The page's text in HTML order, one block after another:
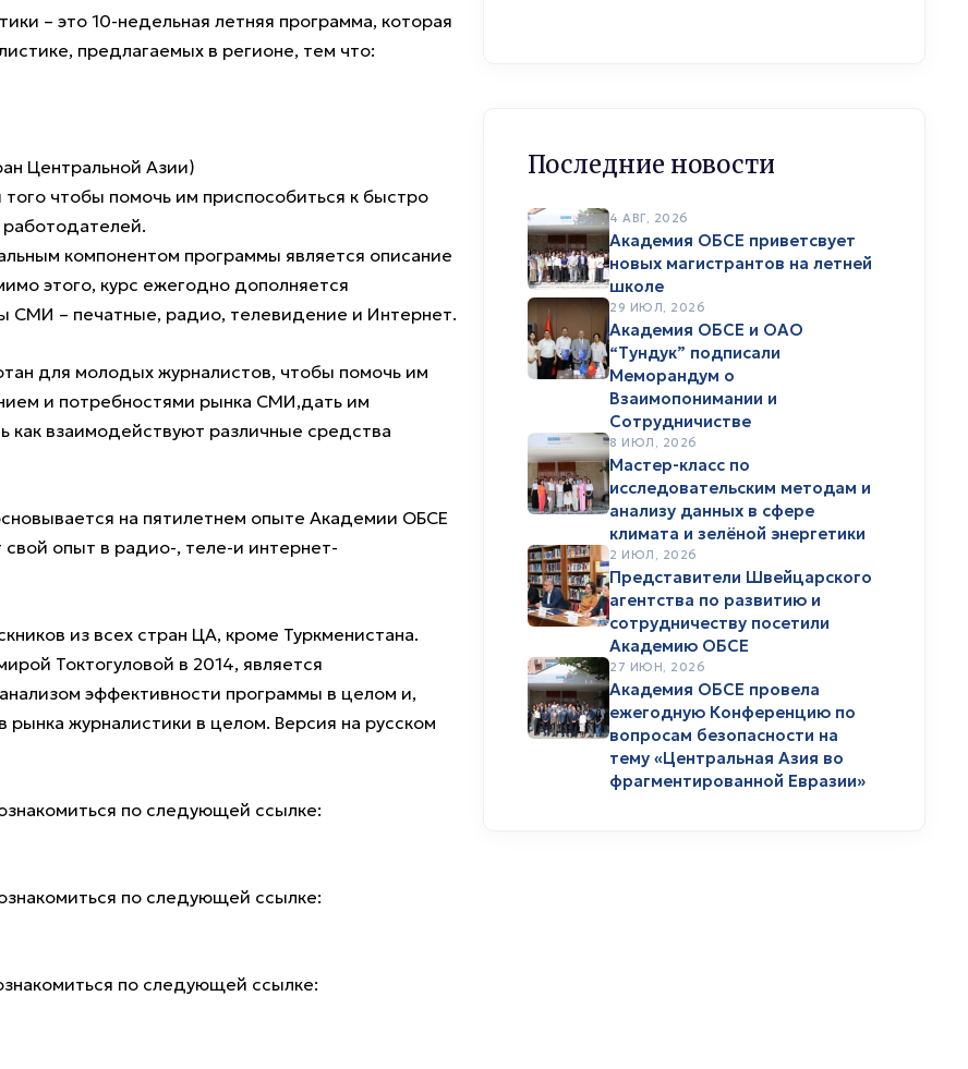
– это 10-недельная летняя программа, которая
предлагаемых в регионе, тем что:
Центральной Азии)
чтобы помочь им приспособиться к быстро
компонентом программы является описание
этого, курс ежегодно дополняется
СМИ – печатные, радио, телевидение и Интернет.
для молодых журналистов, чтобы помочь им
и потребностями рынка СМИ,дать им
как взаимодействуют различные средства
на пятилетнем опыте Академии ОБСЕ
опыт в радио-, теле-и интернет-
из всех стран ЦА, кроме Туркменистана.
Токтогуловой в 2014, является
эффективности программы в целом и,
журналистики в целом. Версия на русском
по следующей ссылке:
по следующей ссылке:
по следующей ссылке:
Последние новости
4 АВГ, 2026
Академия ОБСЕ приветсвует
новых магистрантов на летней
школе
29 ИЮЛ, 2026
Академия ОБСЕ и ОАО
“Тундук” подписали
Меморандум о
Взаимопонимании и
Сотрудничистве
8 ИЮЛ, 2026
Мастер-класс по
исследовательским методам и
анализу данных в сфере
климата и зелёной энергетики
2 ИЮЛ, 2026
Представители Швейцарского
агентства по развитию и
сотрудничеству посетили
Академию ОБСЕ
27 ИЮН, 2026
Академия ОБСЕ провела
ежегодную Конференцию по
вопросам безопасности на
тему «Центральная Азия во
фрагментированной Евразии»